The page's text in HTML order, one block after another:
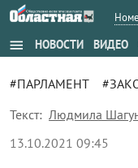
menu НОВОСТИ ВИДЕО
#ПАРЛАМЕНТ
Текст: Людмила
13.10.2021 09:45